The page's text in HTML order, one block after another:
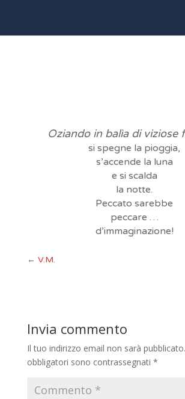
Oziando in balìa di viziose
si spegne la pioggia,
s’accende la luna
e si scalda
la notte.
Peccato sarebbe
peccare …
d’immaginazione!
← V.M.
Invia commento
Il tuo indirizzo email non sarà pubblicato.
obbligatori sono contrassegnati *